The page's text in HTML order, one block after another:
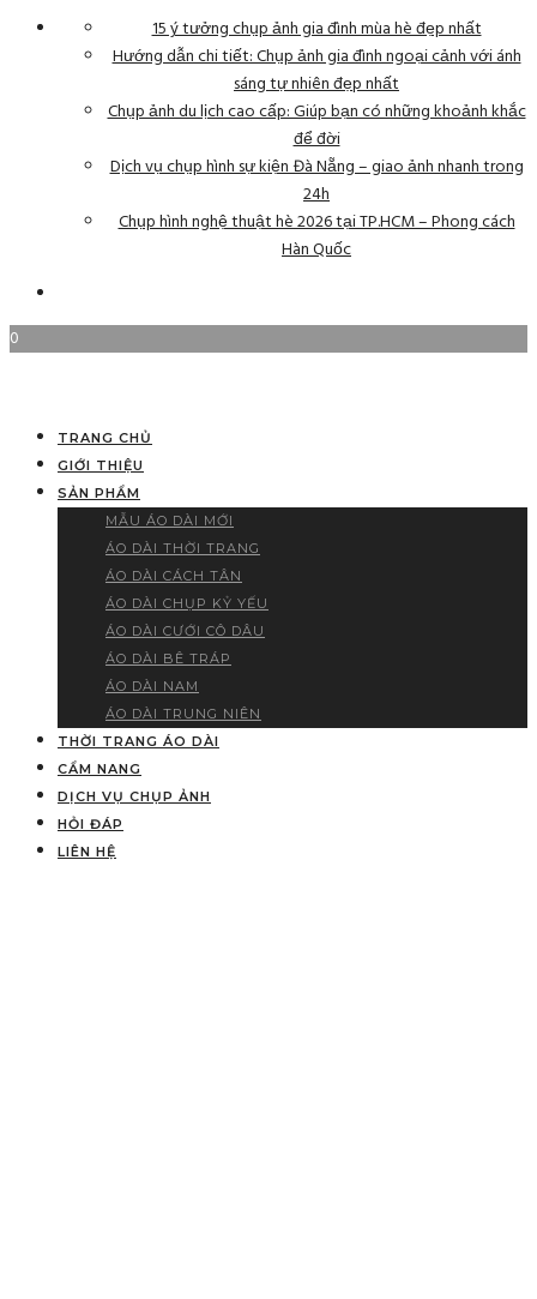
15 ý tưởng chụp ảnh gia đình mùa hè đẹp nhất
Hướng dẫn chi tiết: Chụp ảnh gia đình ngoại cảnh với ánh
sáng tự nhiên đẹp nhất
Chụp ảnh du lịch cao cấp: Giúp bạn có những khoảnh khắc
để đời
Dịch vụ chụp hình sự kiện Đà Nẵng – giao ảnh nhanh trong
24h
Chụp hình nghệ thuật hè 2026 tại TP.HCM – Phong cách
Hàn Quốc
0
TRANG CHỦ
GIỚI THIỆU
SẢN PHẨM
MẪU ÁO DÀI MỚI
ÁO DÀI THỜI TRANG
ÁO DÀI CÁCH TÂN
ÁO DÀI CHỤP KỶ YẾU
ÁO DÀI CƯỚI CÔ DÂU
ÁO DÀI BÊ TRÁP
ÁO DÀI NAM
ÁO DÀI TRUNG NIÊN
THỜI TRANG ÁO DÀI
CẨM NANG
DỊCH VỤ CHỤP ẢNH
HỎI ĐÁP
LIÊN HỆ